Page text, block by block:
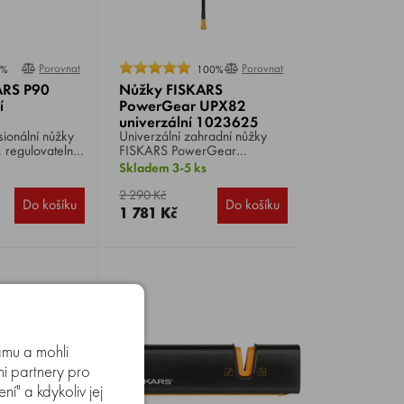
Porovnat
P90
nůžky
regulovatelný
do průměru
Do košíku
100% Porovnat
Nůžky FISKARS
PowerGear UPX82
univerzální 1023625
Univerzální zahradní nůžky
FISKARS PowerGear
UPX82 1023625 , délka 1,6
vynikajícím dosahem do
koruny stromů a hustého křoví.
Skladem 3-5 ks
2 290 Kč
1 781 Kč Do košíku
a mohli
partnery pro
a kdykoliv jej